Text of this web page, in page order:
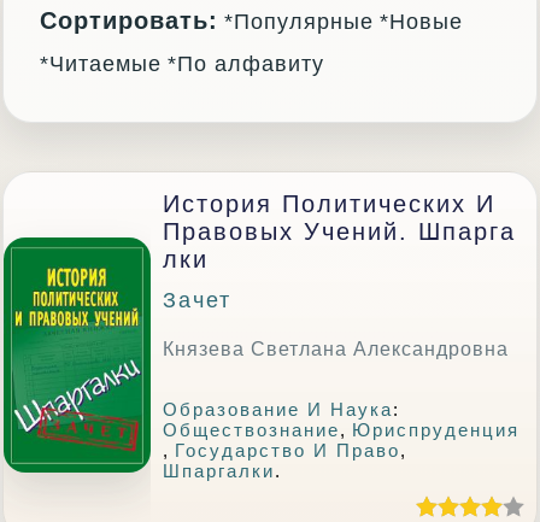
Сортировать: *Популярные *Новые
*Читаемые *По алфавиту
История Политических И
Правовых Учений. Шпарга
Лки
Зачет
Князева Светлана Александровна
Образование И Наука:
Обществознание, Юриспруденция
, Государство И Право,
Шпаргалки.